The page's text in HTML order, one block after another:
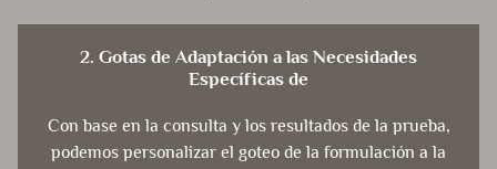
2. Gotas de Adaptación a las Necesidades
Específicas de
Con base en la consulta y los resultados de la prueba,
podemos personalizar el goteo de la formulación a la